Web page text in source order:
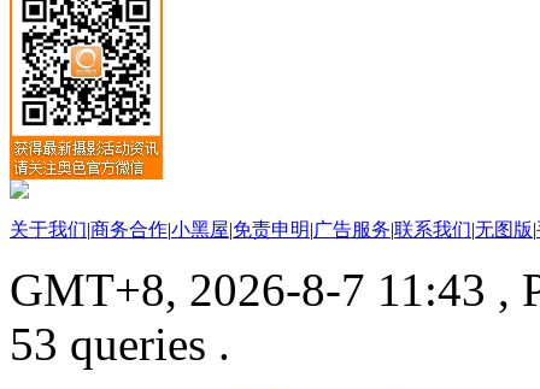
关于我们|商务合作|小黑屋|免责申明|广告服务|联系我们|无图版|
GMT+8, 2026-8-7 11:43 ,
53 queries .